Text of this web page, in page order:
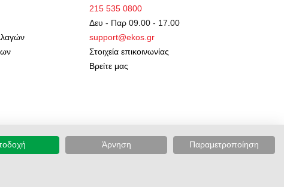
215 535 0800
Δευ - Παρ 09.00 - 17.00
support@ekos.gr
Στοιχεία επικοινωνίας
Βρείτε μας
Άρνηση Παραμετροποίηση